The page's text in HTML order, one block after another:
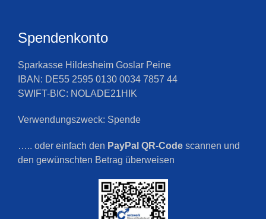
Spendenkonto
Sparkasse Hildesheim Goslar Peine
IBAN: DE55 2595 0130 0034 7857 44
SWIFT-BIC: NOLADE21HIK
Verwendungszweck: Spende
….. oder einfach den PayPal QR-Code scannen und
den gewünschten Betrag überweisen